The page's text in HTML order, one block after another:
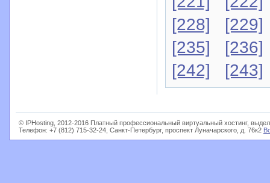
[228]
[229]
[235]
[236]
[242]
[243]
© IPHosting, 2012-2016 Платный профессиональный виртуальный хостинг,
Телефон: +7 (812) 715-32-24, Санкт-Петербург, проспект Луначарского, д. 76к2